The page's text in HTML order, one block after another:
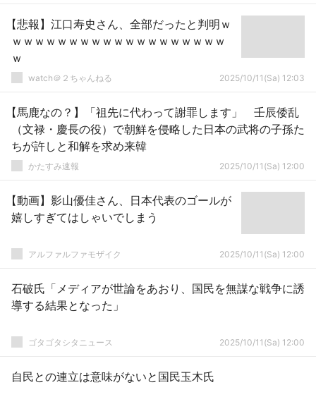
【悲報】江口寿史さん、全部だったと判明ｗ
ｗｗｗｗｗｗｗｗｗｗｗｗｗｗｗｗｗｗｗ
ｗ
watch＠２ちゃんねる 2025/10/11(Sa) 12:03
【馬鹿なの？】「祖先に代わって謝罪します」 壬辰倭乱
（文禄・慶長の役）で朝鮮を侵略した日本の武将の子孫た
ちが許しと和解を求め来韓
かたすみ速報 2025/10/11(Sa) 12:00
【動画】影山優佳さん、日本代表のゴールが
嬉しすぎてはしゃいでしまう
アルファルファモザイク 2025/10/11(Sa) 12:00
石破氏「メディアが世論をあおり、国民を無謀な戦争に誘
導する結果となった」
ゴタゴタシタニュース 2025/10/11(Sa) 12:00
自民との連立は意味がないと国民玉木氏